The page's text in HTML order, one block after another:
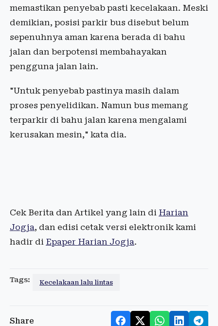
memastikan penyebab pasti kecelakaan. Meski
demikian, posisi parkir bus disebut belum
sepenuhnya aman karena berada di bahu
jalan dan berpotensi membahayakan
pengguna jalan lain.
"Untuk penyebab pastinya masih dalam
proses penyelidikan. Namun bus memang
terparkir di bahu jalan karena mengalami
kerusakan mesin," kata dia.
Cek Berita dan Artikel yang lain di Harian
Jogja, dan edisi cetak versi elektronik kami
hadir di Epaper Harian Jogja.
Tags: Kecelakaan lalu lintas
Share